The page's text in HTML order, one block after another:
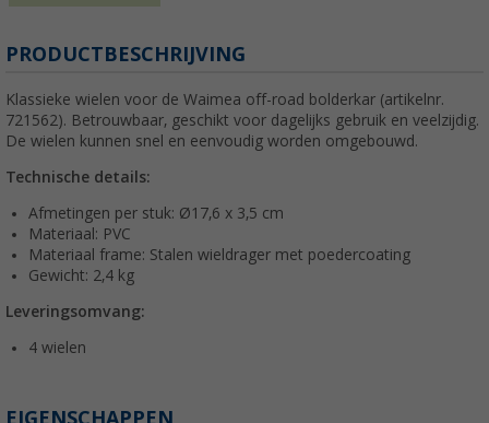
PRODUCTBESCHRIJVING
Klassieke wielen voor de Waimea off-road bolderkar (artikelnr.
721562). Betrouwbaar, geschikt voor dagelijks gebruik en veelzijdig.
De wielen kunnen snel en eenvoudig worden omgebouwd.
Technische details:
Afmetingen per stuk: Ø17,6 x 3,5 cm
Materiaal: PVC
Materiaal frame: Stalen wieldrager met poedercoating
Gewicht: 2,4 kg
Leveringsomvang:
4 wielen